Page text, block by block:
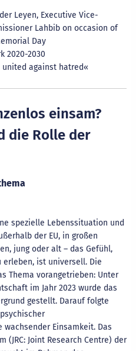
Leyen, Executive Vice-
Lahbib on occasion of
Day
2020-2030
united against hatred«
einsam?
die Rolle der
spezielle Lebenssituation und
der EU, in großen
jung oder alt – das Gefühl,
erleben, ist universell. Die
Thema vorangetrieben: Unter
im Jahr 2023 wurde das
gestellt. Darauf folgte
Einsamkeit. Das
(JRC: Joint Research Centre) der